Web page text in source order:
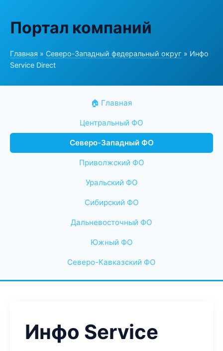
Портал компаний
Главная » Северо-Западный федеральный округ » Инфо
Service Direct
🏠 Главная
Центральный ФО
Северо-Западный ФО
Приволжский ФО
Уральский ФО
Сибирский ФО
Дальневосточный ФО
Южный ФО
Северо-Кавказский ФО
Инфо Service